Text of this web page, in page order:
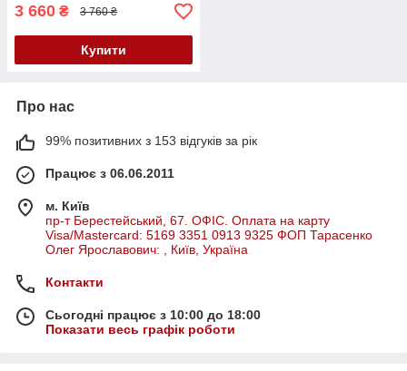
3 660 ₴ 3 760 ₴
Купити
Про нас
99% позитивних з 153 відгуків за рік
Працює з 06.06.2011
м. Київ
пр-т Берестейський, 67. ОФІС. Оплата на карту
Visa/Mastercard: 5169 3351 0913 9325 ФОП Тарасенко
Олег Ярославович: , Київ, Україна
Контакти
Сьогодні працює з 10:00 до 18:00
Показати весь графік роботи